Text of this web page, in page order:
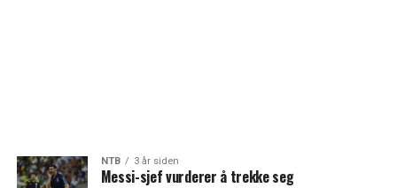
NTB 3 år siden
Messi-sjef vurderer å trekke seg